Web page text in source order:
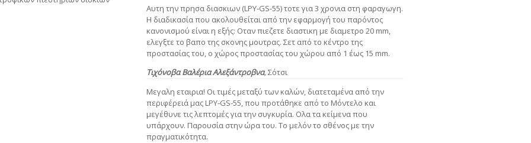
Αυτη την πρησα διασκιων (LPY-GS-55) τοτε για 3 χρονια στη φαραγωγη.
Η διαδικασία που ακολουθείται από την εφαρμογή του παρόντος
κανονισμού είναι η εξής: Οταν πιεζετε διαστικη με διαμετρο 20 mm,
ελεγξτε το βαπο της σκονης μουτρας. Σετ από το κέντρο της
προστασίας του, ο χώρος προστασίας του χώρου από 1 έως 15 mm.
Τιχόνοβα Βαλέρια Αλεξάντροβνα,Σότσι
Μεγαλη εταιρια! Οι τιμές μεταξύ των καλών, διατεταμένα από την
περιφέρειά μας LPY-GS-55, που προτάθηκε από το Μόντελο και
μεγέθυνε τις λεπτομές για την συγκυρία. Ολα τα κείμενα που
υπάρχουν. Παρουσία στην ώρα του. Το μελόν το σθένος με την
πραγματικότητα.